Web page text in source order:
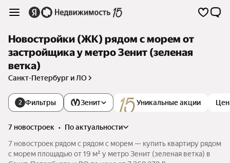
Новостройки (ЖК) рядом с морем от
застройщика у метро Зенит (зеленая
ветка)
Санкт-Петербург и ЛО
2 Фильтры Уникальные акции
Зенит
7 новостроек •
по актуальности
7 новостроек рядом с рядом с морем — купить квартиру рядом
с морем площадью от 19 м² у метро Зенит (зеленая ветка) в